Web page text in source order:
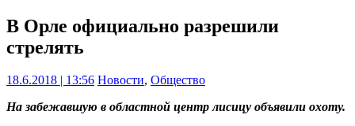
В Орле официально разрешили
стрелять
18.6.2018 | 13:56 Новости, Общество
На забежавшую в областной центр лисицу объявили охоту.